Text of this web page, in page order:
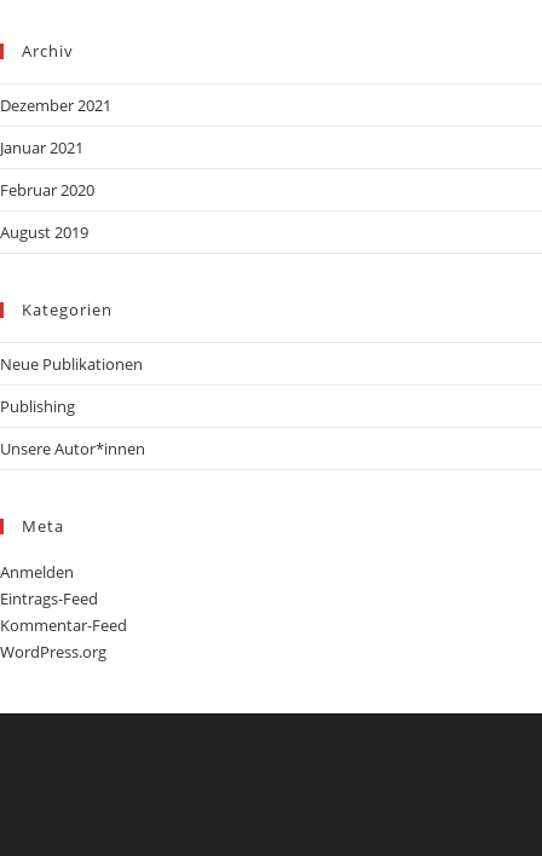
Archiv
Dezember 2021
Januar 2021
Februar 2020
August 2019
Kategorien
Neue Publikationen
Publishing
Unsere Autor*innen
Meta
Anmelden
Eintrags-Feed
Kommentar-Feed
WordPress.org